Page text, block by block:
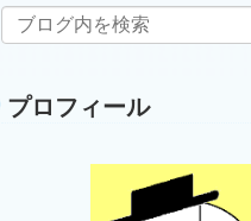
プロフィール